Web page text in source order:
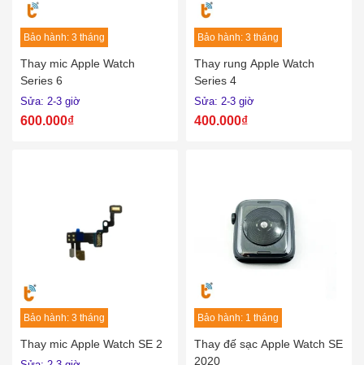
Bảo hành: 3 tháng
Thay mic Apple Watch
Series 6
Sửa: 2-3 giờ
600.000₫
Bảo hành: 3 tháng
Thay rung Apple Watch
Series 4
Sửa: 2-3 giờ
400.000₫
Bảo hành: 3 tháng
Thay mic Apple Watch SE 2
Bảo hành: 1 tháng
Thay đế sạc Apple Watch SE
2020